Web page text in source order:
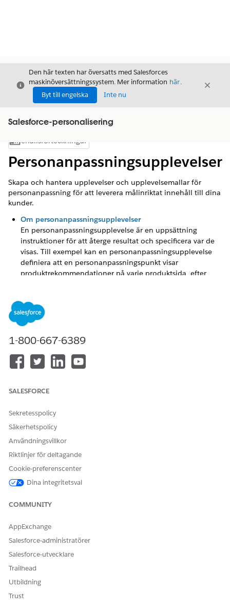
Stäng
Den här texten har översatts med Salesforces
maskinöversättningssystem. Mer information här.
Byt till engelska
Inte nu
Stäng
Salesforce-personalisering
Visa innehållsförteckning
Innehållsförteckningar
Personanpassningsupplevelser
Skapa och hantera upplevelser och upplevelsemallar för
personanpassning för att leverera målinriktat innehåll till dina
kunder.
Om personanpassningsupplevelser
En personanpassningsupplevelse är en uppsättning
instruktioner för att återge resultat och specificera var de
visas. Till exempel kan en personanpassningsupplevelse
definiera att en personanpassningspunkt visar
produktrekommendationer på varje produktsida, efter
Webbpersonanpassningshanterare för Salesforce
Personanpassning
Salesforce Personanpassning i Marketing Cloud Next
är Salesforce-webbplatser. Använd
webbpersonanpassningshanteraren för att skapa och
uppdatera skräddarsydda upplevelser som visas vid rätt
samlats in av Salesforce Interactions Web SDK,
skapa flera upplevelser för personanpassning och utse
specifika för olika sidor på din webbplats, vilket förbättrar
relevansen och besökarnas engagemang.
LÖSTE DENNA ARTIKEL DITT PROBLEM?
1-800-667-6389
SALESFORCE
Sekretesspolicy
Säkerhetspolicy
Användningsvillkor
Riktlinjer för deltagande
Cookie-preferenscenter
Dina integritetsval
COMMUNITY
AppExchange
Salesforce-administratörer
Salesforce-utvecklare
Trailhead
Utbildning
Trust